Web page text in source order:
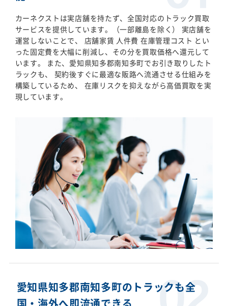
カーネクストは実店舗を持たず、全国対応のトラック買取
サービスを提供しています。（一部離島を除く） 実店舗を
運営しないことで、 店舗家賃 人件費 在庫管理コスト とい
った固定費を大幅に削減し、その分を買取価格へ還元して
います。 また、愛知県知多郡南知多町でお引き取りしたト
ラックも、 契約後すぐに最適な販路へ流通させる仕組みを
構築しているため、 在庫リスクを抑えながら高価買取を実
現しています。
愛知県知多郡南知多町のトラックも全